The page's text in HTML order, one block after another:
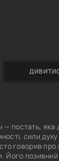
— постать, яка
сили духу
говорив
Його